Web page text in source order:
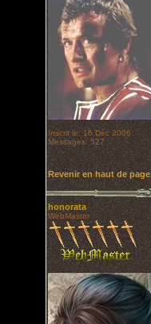
Inscrit le: 16 Déc 2006
Messages: 527
Revenir en haut de page
honorata
WebMaster